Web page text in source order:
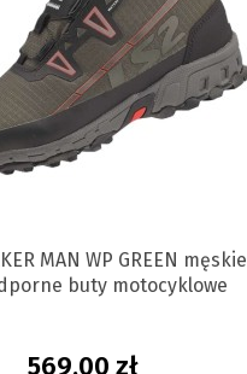
MAN WP GREEN męskie
buty motocyklowe
569,00 zł